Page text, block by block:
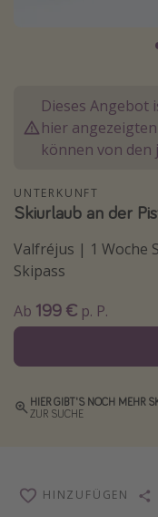
Kefalonia Urlaub
Krabi Urlaub
Sri Lanka Rundreise
Alle Reisethemen
Roadtrips
Strandurlaub
Dieses Angebot
hier
können von den
UNTERKUNFT
Skiurlaub an der
Valfréjus | 1 Woche
Skipass
Ab 199 € p. P.
HIER GIBT'S NOCH MEHR
ZUR SUCHE
HINZUFÜGEN